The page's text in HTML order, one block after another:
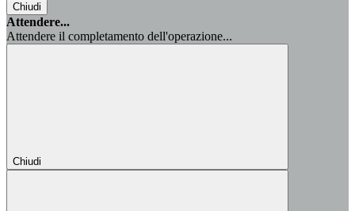
Chiudi
Attendere...
Attendere il completamento dell'operazione...
Chiudi